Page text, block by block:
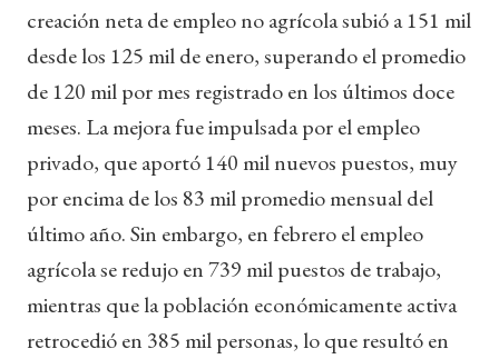
creación neta de empleo no agrícola subió a 151 mil
desde los 125 mil de enero, superando el promedio
de 120 mil por mes registrado en los últimos doce
meses. La mejora fue impulsada por el empleo
privado, que aportó 140 mil nuevos puestos, muy
por encima de los 83 mil promedio mensual del
último año. Sin embargo, en febrero el empleo
agrícola se redujo en 739 mil puestos de trabajo,
mientras que la población económicamente activa
retrocedió en 385 mil personas, lo que resultó en